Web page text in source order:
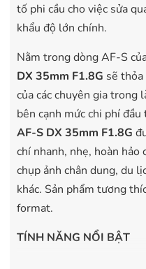
tố phi cầu cho việc sửa
khẩu độ lớn chính.
Nằm trong dòng AF-S
DX 35mm F1.8G sẽ
của các chuyên gia trong
bên cạnh mức chi phí
AF-S DX 35mm F1.8G
chí nhanh, nhẹ, hoàn hảo
chụp ảnh chân dung, du
khác. Sản phẩm tương
format.
TÍNH NĂNG NỔI BẬT